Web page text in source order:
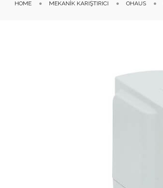
HOME MEKANIK KARIŞTIRICI OHAUS